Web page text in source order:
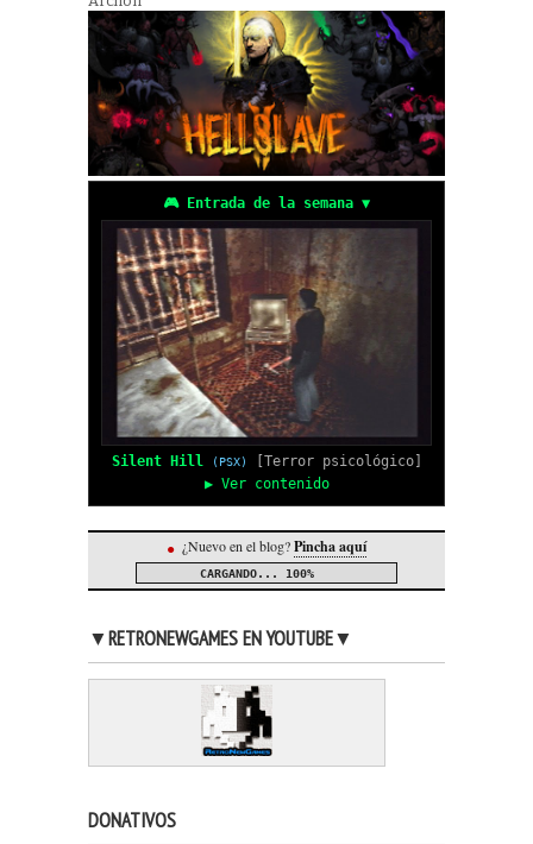
🎮 Entrada de la semana ▼
Silent Hill (PSX)
[Terror psicológico]
▶ Ver contenido
● ¿Nuevo en el blog?Pincha aquí
CARGANDO... 100%
▼RETRONEWGAMES EN YOUTUBE▼
DONATIVOS